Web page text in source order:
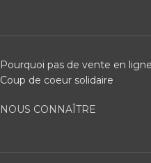
Pourquoi pas de vente en
Coup de coeur solidaire
NOUS CONNAÎTRE